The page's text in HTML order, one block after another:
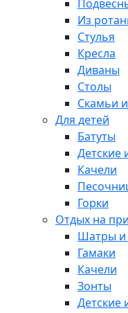
Из
Стулья
Кресла
Диваны
Столы
Скамьи
Для детей
Батуты
Детские
Качели
Горки
Отдых на
Шатры и
Гамаки
Качели
Зонты
Детские